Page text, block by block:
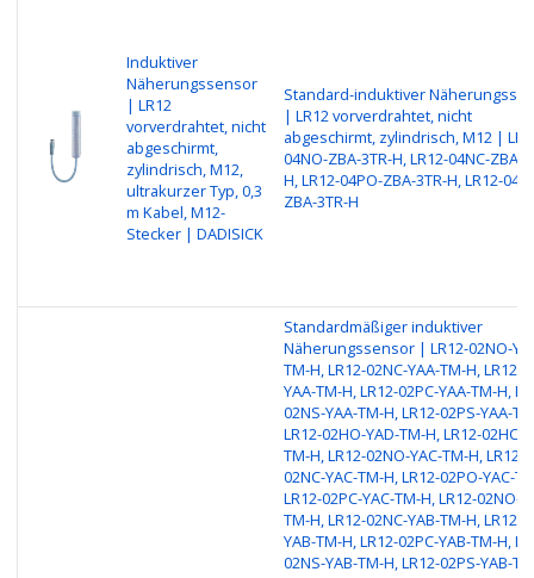
Induktiver
Näherungssensor
| LR12
vorverdrahtet, nicht
abgeschirmt,
zylindrisch, M12,
ultrakurzer Typ, 0,3
m Kabel, M12-
Stecker | DADISICK
Standard-induktiver
| LR12 vorverdrahtet, nicht
abgeschirmt, zylindrisch, M12 |
04NO-ZBA-3TR-H, LR12-04NC-ZBA-
H, LR12-04PO-ZBA-3TR-H, LR12-
ZBA-3TR-H
Standardmäßiger induktiver
Näherungssensor | LR12-02NO-
TM-H, LR12-02NC-YAA-TM-H, LR12-
YAA-TM-H, LR12-02PC-YAA-TM-H,
02NS-YAA-TM-H, LR12-02PS-YAA-
LR12-02HO-YAD-TM-H, LR12-02HC-
TM-H, LR12-02NO-YAC-TM-H, LR12-
02NC-YAC-TM-H, LR12-02PO-YAC-
LR12-02PC-YAC-TM-H, LR12-02NO-
TM-H, LR12-02NC-YAB-TM-H, LR12-
YAB-TM-H, LR12-02PC-YAB-TM-H,
02NS-YAB-TM-H, LR12-02PS-YAB-